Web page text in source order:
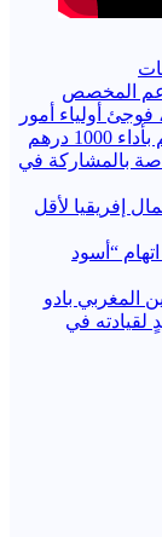
المخصص
أولياء أمور
لاعبي فئة الكادي في أحد الأندية بمطالبتهم بأداء 1000 درهم
بالمشاركة في
إفريقيا لأقل
“أسود
المغربي بادو
لقيادته ​في